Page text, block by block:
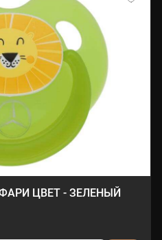
ЦВЕТ - ЗЕЛЕНЫЙ